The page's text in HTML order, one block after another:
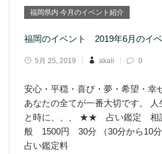
福岡県内 今月のイベント紹介
福岡のイベント 2019年6月のイ
5月 25, 2019 akali 0
安心・平穏・喜び・夢・希望・幸
あなたの全てが一番大切です。
と時に、、、 ★★ 占い鑑定
般 1500円 30分 （30分から10分
占い鑑定料